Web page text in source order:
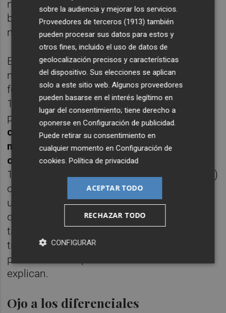
notablemente nuestra capacidad de obtener
beneficios pero también entraña un riesgo
más elevado.
El tamaño de la operación es otro de los
motivos a tener en cuenta. En el mercado
forex (divisas), un lote estándar representa
100.000 unidades de la divisa que el
puede comprar o vender. Sin embargo, “
cara a que puedan participar inversores
minoristas con poco capital muchos bróker
optan por ofrecer minilotes (equivalentes a
10.000 unidades o al 0,1 de un lote estándar)
o incluso microlotes (equivalentes a 1.000
unidades o al 0,01 de un lote estándar). Si
quieres empezar con operaciones de un
tamaño pequeño es recomendable que
trabajes con un bróker que te dé la
posibilidad de operar con microlotes”
explican.
Ojo a los diferenciales
sobre la audiencia y mejorar los servicios.
Proveedores de terceros (1913) también
pueden procesar sus datos para estos y
otros fines, incluido el uso de datos de
geolocalización precisos y características
del dispositivo. Sus elecciones se aplican
solo a este sitio web. Algunos proveedores
pueden basarse en el interés legítimo en
lugar del consentimiento; tiene derecho a
oponerse enConfiguración de publicidad.
Puede retirar su consentimiento en
cualquier momento enConfiguración de
cookies.Política de privacidad
ACEPTAR TODO
RECHAZAR TODO
CONFIGURAR